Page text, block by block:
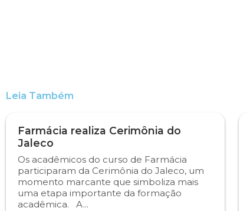
Leia Também
Farmácia realiza Cerimônia do
Jaleco
Os acadêmicos do curso de Farmácia
participaram da Cerimônia do Jaleco, um
momento marcante que simboliza mais
uma etapa importante da formação
acadêmica. A...
Engenharia Mecânica
Farmácia
Fisioterapia
Medicina
Manual do Acadêmico
Manual de Formatura
Manual de Trabalhos Acadêmicos
Minha Biblioteca
Infocampo
Intercampo
Logos Campo Real
NAPP e NAPC